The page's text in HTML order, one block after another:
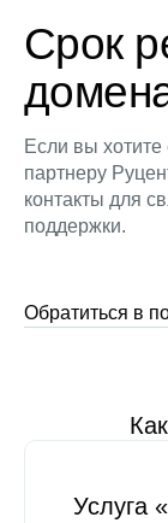
Срок
Если вы
партнеру
контакты для
поддержки.
Обратиться в
Услуга